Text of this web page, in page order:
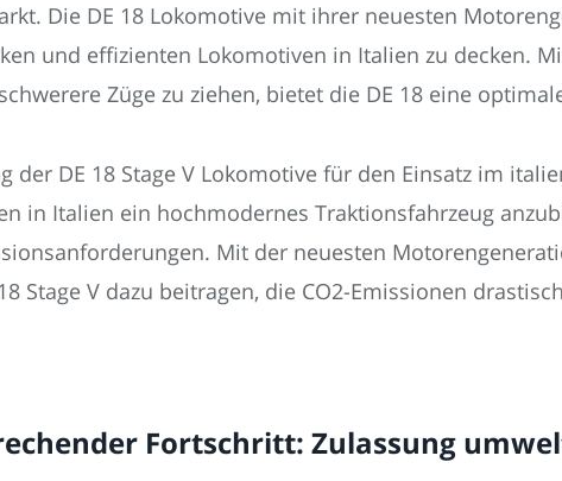
Die DE 18 Lokomotive mit ihrer neuesten
und effizienten Lokomotiven in Italien zu decken.
Züge zu ziehen, bietet die DE 18 eine
der DE 18 Stage V Lokomotive für den Einsatz im
in Italien ein hochmodernes Traktionsfahrzeug
Mit der neuesten
Stage V dazu beitragen, die CO2-Emissionen
Fortschritt: Zulassung